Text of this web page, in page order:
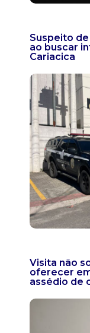
Suspeito
ao buscar
Cariacica
Visita não
oferecer
assédio de